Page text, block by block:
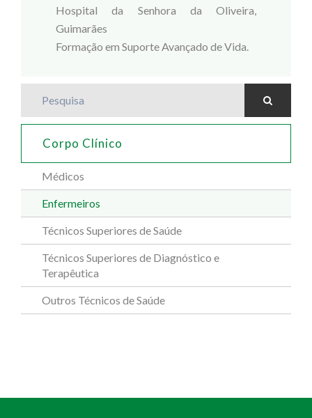
Hospital da Senhora da Oliveira,
Guimarães
Formação em Suporte Avançado de Vida.
Corpo Clínico
Médicos
Enfermeiros
Técnicos Superiores de Saúde
Técnicos Superiores de Diagnóstico e
Terapêutica
Outros Técnicos de Saúde